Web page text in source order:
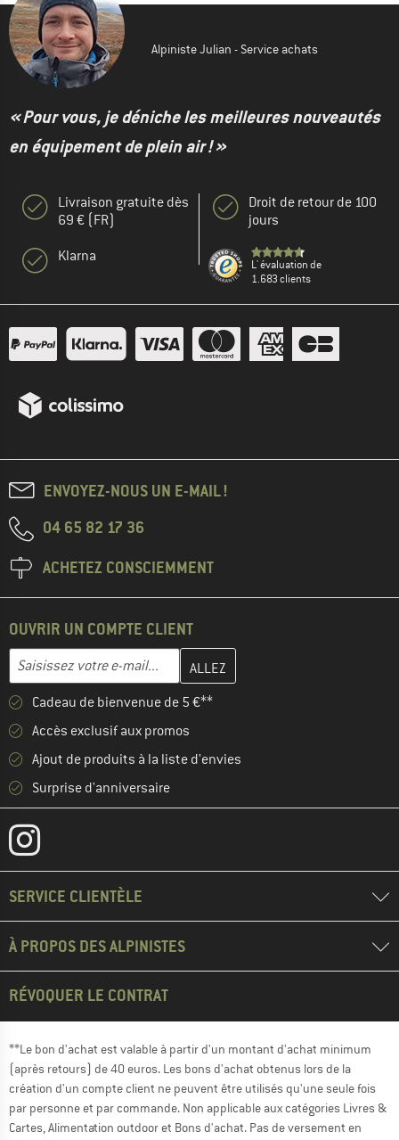
Alpiniste Julian - Service achats
« Pour vous, je déniche les meilleures nouveautés
en équipement de plein air ! »
Livraison gratuite dès
69 € (FR)
Klarna
Droit de retour de 100
jours
L' évaluation de
1.683 clients
ENVOYEZ-NOUS UN E-MAIL !
04 65 82 17 36
ACHETEZ CONSCIEMMENT
OUVRIR UN COMPTE CLIENT
Adresse e-mail
Entrez votre adresse e-mail ici et créez votre compte client à la
Cadeau de bienvenue de 5 €**
Accès exclusif aux promos
Ajout de produits à la liste d'envies
Surprise d'anniversaire
SERVICE CLIENTÈLE
À PROPOS DES ALPINISTES
RÉVOQUER LE CONTRAT
**Le bon d'achat est valable à partir d'un montant d'achat minimum
(après retours) de 40 euros. Les bons d'achat obtenus lors de la
création d'un compte client ne peuvent être utilisés qu'une seule fois
par personne et par commande. Non applicable aux catégories Livres &
Cartes, Alimentation outdoor et Bons d'achat. Pas de versement en